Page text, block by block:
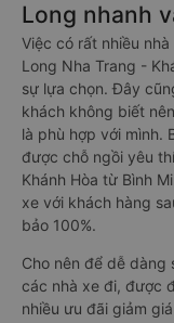
Long nhanh
Việc có rất nhiều
Long Nha Trang -
sự lựa chọn. Đây
khách không biết
là phù hợp với mình.
được chỗ ngồi yêu
Khánh Hòa từ Bình
xe với khách hàng
bảo 100%.
Cho nên để dễ dàng
các nhà xe đi, được
nhiều ưu đãi giảm